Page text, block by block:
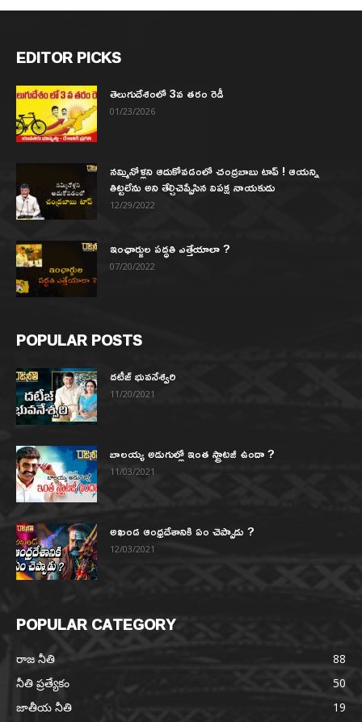
EDITOR PICKS
తెలుగుదేశంలో 3వ తరం రెడీ
01/23/2026
నమ్మినోళ్లని ఆదుకోవడంలో చంద్రబాబు టాప్ ! ఆయన్ని
తిట్టలేను అని తేల్చిచెప్పేసిన విపక్ష నాయకుడు
12/29/2022
ఇంఛార్జుల పద్ధతి ఎత్తేయాలా ?
07/20/2022
POPULAR POSTS
దటీజ్ భువనేశ్వరి
11/20/2021
బాలయ్య అడుగుల్లో ఇంత స్ట్రాటజీ ఉందా ?
11/03/2021
అఖండ ఆంధ్రదేశానికి ఏం చెప్పాడు ?
12/03/2021
POPULAR CATEGORY
రాజ నీతి
88
నీతి ప్రత్యేకం
50
జాతీయ నీతి
19